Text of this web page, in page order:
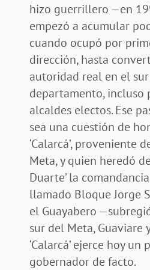
hizo guerrillero —en
empezó a acumular
cuando ocupó por
dirección, hasta
autoridad real en el
departamento, incluso
alcaldes electos. Ese
sea una cuestión de
‘Calarcá’, proveniente
Meta, y quien heredó
Duarte’ la
llamado Bloque Jorge
el Guayabero
sur del Meta, Guaviare
‘Calarcá’ ejerce hoy un
gobernador de facto.